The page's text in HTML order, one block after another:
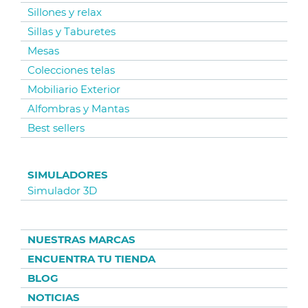
Sillones y relax
Sillas y Taburetes
Mesas
Colecciones telas
Mobiliario Exterior
Alfombras y Mantas
Best sellers
SIMULADORES
Simulador 3D
NUESTRAS MARCAS
ENCUENTRA TU TIENDA
BLOG
NOTICIAS